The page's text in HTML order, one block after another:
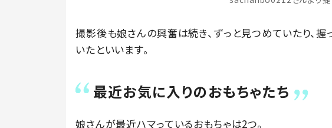
撮影後も娘さんの興奮は続き、ずっと見つめていたり、握
いたといいます。
最近お気に入りのおもちゃたち
娘さんが最近ハマっているおもちゃは2つ。